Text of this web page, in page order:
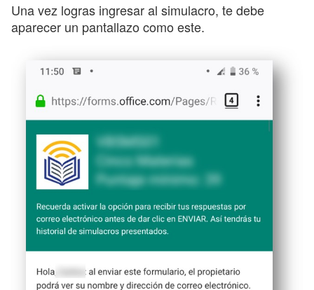
Una vez logras ingresar al simulacro, te debe
aparecer un pantallazo como este.